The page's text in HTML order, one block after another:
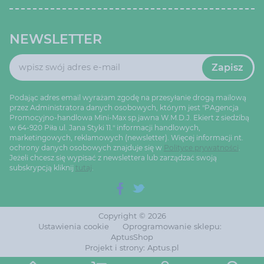
NEWSLETTER
Zapisz
Podając adres email wyrażam zgodę na przesyłanie drogą mailową
przez Administratora danych osobowych, którym jest "PAgencja
Promocyjno-handlowa Mini-Max sp.jawna W.M.D.J. Ekiert z siedzibą
w 64-920 Piła ul. Jana Styki 11." informacji handlowych,
marketingowych, reklamowych (newsletter). Więcej informacji nt.
ochrony danych osobowych znajduje się w Polityce prywatności.
Jeżeli chcesz się wypisać z newslettera lub zarządzać swoją
subskrypcją kliknij tutaj.
Copyright © 2026
Ustawienia cookie
Oprogramowanie sklepu:
AptusShop
Projekt i strony: Aptus.pl